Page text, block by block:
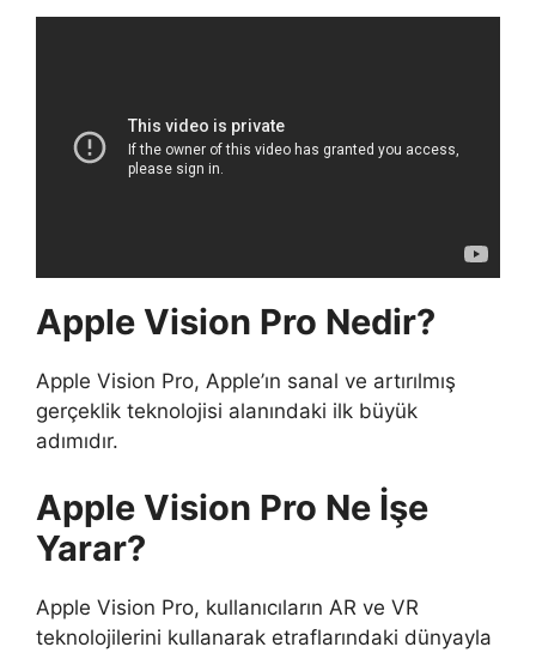
Apple Vision Pro Nedir?
Apple Vision Pro, Apple’ın sanal ve artırılmış
gerçeklik teknolojisi alanındaki ilk büyük
adımıdır.
Apple Vision Pro Ne İşe
Yarar?
Apple Vision Pro, kullanıcıların AR ve VR
teknolojilerini kullanarak etraflarındaki dünyayla